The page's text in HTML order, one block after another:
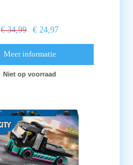
€ 34,99 € 24,97
Meer informatie
Niet op voorraad